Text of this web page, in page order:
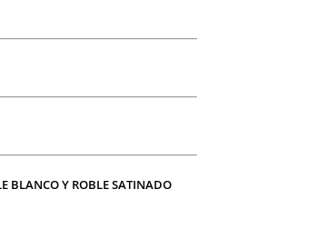
BLANCO Y ROBLE SATINADO